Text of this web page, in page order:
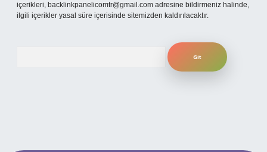
içerikleri, backlinkpanelicomtr@gmail.com adresine bildirmeniz halinde,
ilgili içerikler yasal süre içerisinde sitemizden kaldırılacaktır.